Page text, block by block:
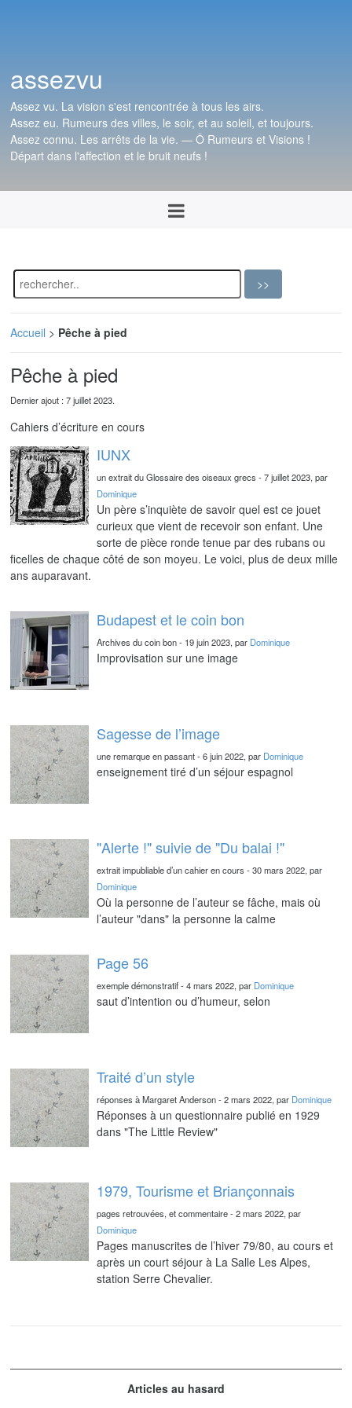
assezvu
Assez vu. La vision s'est rencontrée à tous les airs.
Assez eu. Rumeurs des villes, le soir, et au soleil, et toujours.
Assez connu. Les arrêts de la vie. — Ô Rumeurs et Visions !
Départ dans l'affection et le bruit neufs !
Accueil > Pêche à pied
Pêche à pied
Dernier ajout : 7 juillet 2023.
Cahiers d’écriture en cours
IUNX
un extrait du Glossaire des oiseaux grecs - 7 juillet 2023, par
Dominique
Un père s’inquiète de savoir quel est ce jouet
curieux que vient de recevoir son enfant. Une
sorte de pièce ronde tenue par des rubans ou
ficelles de chaque côté de son moyeu. Le voici, plus de deux mille
ans auparavant.
Budapest et le coin bon
Archives du coin bon - 19 juin 2023, par Dominique
Improvisation sur une image
Sagesse de l’image
une remarque en passant - 6 juin 2022, par Dominique
enseignement tiré d’un séjour espagnol
"Alerte !" suivie de "Du balai !"
extrait impubliable d’un cahier en cours - 30 mars 2022, par
Dominique
Où la personne de l’auteur se fâche, mais où
l’auteur "dans" la personne la calme
Page 56
exemple démonstratif - 4 mars 2022, par Dominique
saut d’intention ou d’humeur, selon
Traité d’un style
réponses à Margaret Anderson - 2 mars 2022, par Dominique
Réponses à un questionnaire publié en 1929
dans "The Little Review"
1979, Tourisme et Briançonnais
pages retrouvées, et commentaire - 2 mars 2022, par
Dominique
Pages manuscrites de l’hiver 79/80, au cours et
après un court séjour à La Salle Les Alpes,
station Serre Chevalier.
Articles au hasard